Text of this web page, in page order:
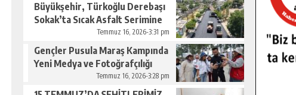
Büyükşehir, Türkoğlu Derebaşı
Sokak’ta Sıcak Asfalt Serimine
Temmuz 16, 2026-3:31 pm
Gençler Pusula Maraş Kampında
Yeni Medya ve Fotoğrafçılığı
Temmuz 16, 2026-3:28 pm